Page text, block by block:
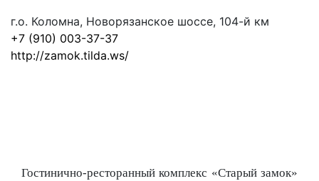
г.о. Коломна, Новорязанское шоссе, 104-й км
+7 (910) 003-37-37
http://zamok.tilda.ws/
Гостинично-ресторанный комплекс «Старый замок»